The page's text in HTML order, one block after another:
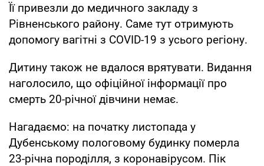
Її привезли до медичного закладу з
Рівненського району. Саме тут отримують
допомогу вагітні з COVID-19 з усього регіону.
Дитину також не вдалося врятувати. Видання
наголосило, що офіційної інформації про
смерть 20-річної дівчини немає.
Нагадаємо: на початку листопада у
Дубенському пологовому будинку померла
23-річна породілля, з коронавірусом. Пік